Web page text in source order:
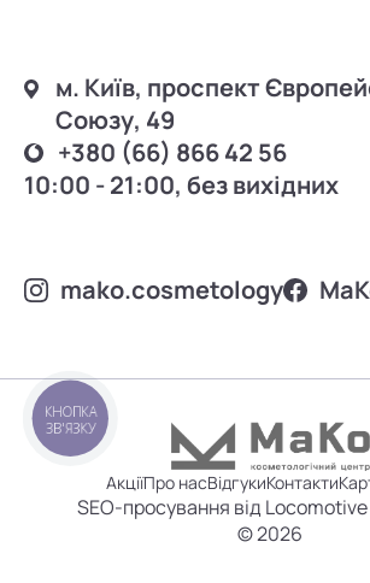
м. Київ, проспект
Союзу, 49
+380 (66) 866 42 56
10:00 - 21:00, без вихідних
mako.cosmetology
АкціїПро насВідгукиКонтакти
SEO-просування від
© 2026
КНОПКА
ЗВ'ЯЗКУ